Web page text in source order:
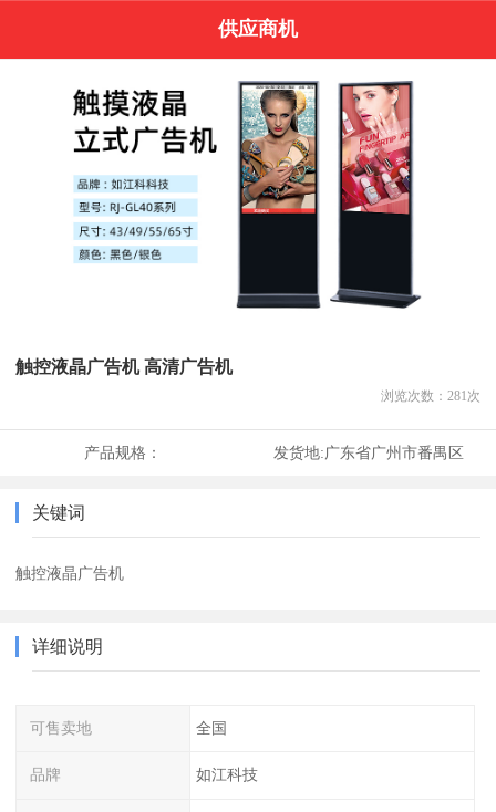
供应商机
触控液晶广告机 高清广告机
浏览次数： 281 次
产品规格： 发货地:广东省广州市番禺区
关键词
触控液晶广告机
详细说明
可售卖地 全国
品牌 如江科技